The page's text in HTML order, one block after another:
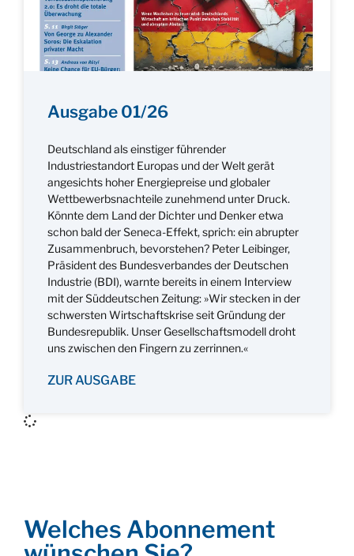
Ausgabe 01/26
Deutschland als einstiger führender
Industriestandort Europas und der Welt gerät
angesichts hoher Energiepreise und globaler
Wettbewerbsnachteile zunehmend unter Druck.
Könnte dem Land der Dichter und Denker etwa
schon bald der Seneca-Effekt, sprich: ein abrupter
Zusammenbruch, bevorstehen? Peter Leibinger,
Präsident des Bundesverbandes der Deutschen
Industrie (BDI), warnte bereits in einem Interview
mit der Süddeutschen Zeitung: »Wir stecken in der
schwersten Wirtschaftskrise seit Gründung der
Bundesrepublik. Unser Gesellschaftsmodell droht
uns zwischen den Fingern zu zerrinnen.«
ZUR AUSGABE
Welches Abonnement